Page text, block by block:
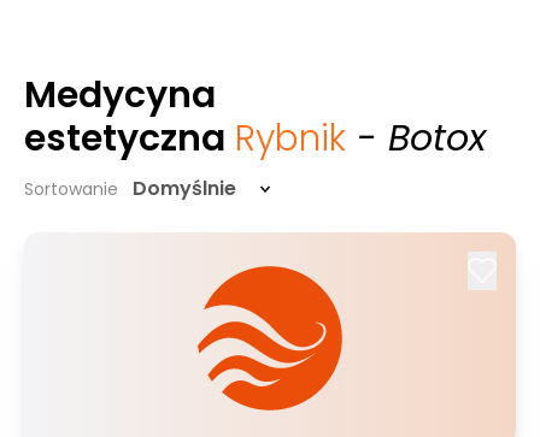
Medycyna
estetyczna Rybnik - Botox
Sortowanie Domyślnie